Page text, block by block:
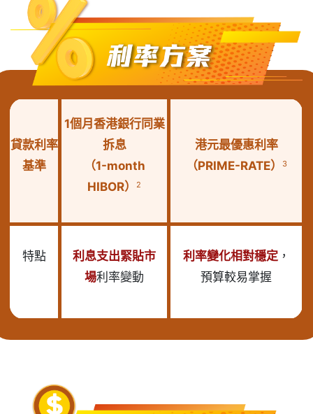
貸款利率
基準
1個月香港銀行同業
拆息
（1-month
HIBOR）
2
港元最優惠利率
（PRIME-RATE）
3
特點
利息支出緊貼市
場利率變動
利率變化相對穩定，
預算較易掌握